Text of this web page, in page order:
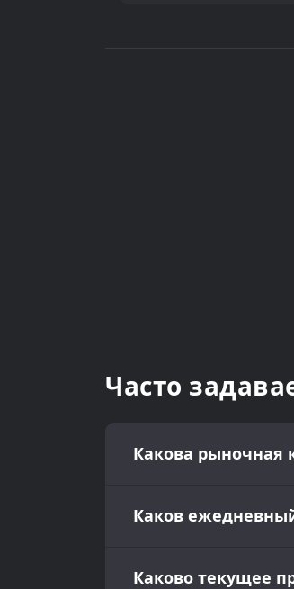
Часто
Какова рыночная
Каков
Каково текущее